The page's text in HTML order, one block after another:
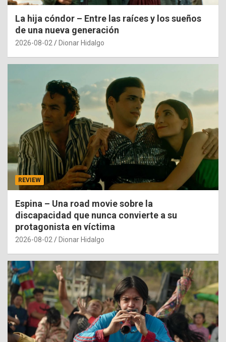
La hija cóndor – Entre las raíces y los sueños
de una nueva generación
2026-08-02 Dionar Hidalgo
REVIEW
Espina – Una road movie sobre la
discapacidad que nunca convierte a su
protagonista en víctima
2026-08-02 Dionar Hidalgo